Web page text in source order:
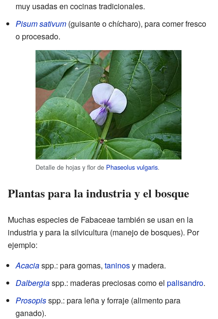
muy usadas en cocinas tradicionales.
Pisum sativum (guisante o chícharo), para comer fresco
o procesado.
Detalle de hojas y flor de Phaseolus vulgaris.
Plantas para la industria y el bosque
Muchas especies de Fabaceae también se usan en la
industria y para la silvicultura (manejo de bosques). Por
ejemplo:
Acaciaspp.: para gomas, taninosy madera.
Dalbergiaspp.: maderas preciosas como el palisandro.
Prosopisspp.: para leña y forraje (alimento para
ganado).